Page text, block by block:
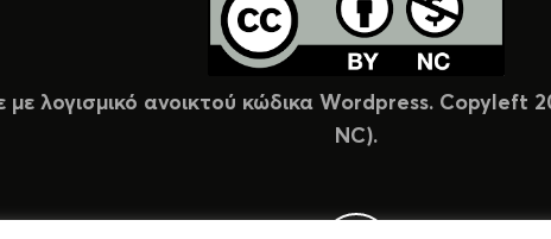
με λογισμικό ανοικτού κώδικα Wordpress.
NC).